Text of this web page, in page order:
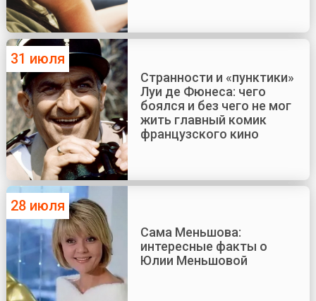
31 июля
Странности и «пунктики»
Луи де Фюнеса: чего
боялся и без чего не мог
жить главный комик
французского кино
28 июля
Сама Меньшова:
интересные факты о
Юлии Меньшовой